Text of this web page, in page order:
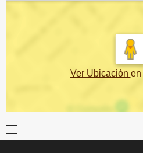
Ver Ubicación en